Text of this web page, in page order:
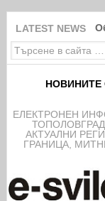
LATEST NEWS
НОВИНИТЕ
EЛЕКТРОНЕН
АКТУАЛНИ
ГРАНИЦА,